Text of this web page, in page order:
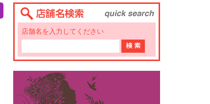
店舗名を入力してください